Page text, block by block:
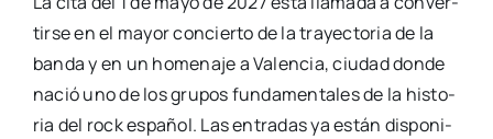
tir­se en el mayor con­cier­to de la tra­yec­to­ria de la
ban­da y en un home­na­je a Valen­cia, ciu­dad don­de
nació uno de los gru­pos fun­da­men­ta­les de la his­to­
ria del rock espa­ñol. Las entra­das ya están dis­po­ni­